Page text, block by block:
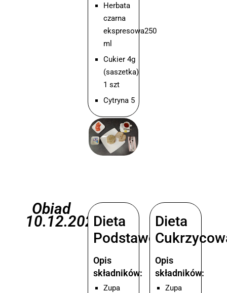
Herbata
czarna
ekspresowa250
ml
Cukier 4g
(saszetka)
1 szt
Cytryna 5
Obiad
10.12.2025Dieta
Podstawowa
Opis
składników:
Zupa
Dieta
Opis
składników:
Zupa